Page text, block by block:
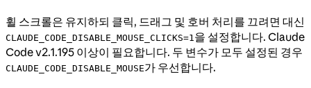
휠 스크롤은 유지하되 클릭, 드래그 및 호버 처리를 끄려면 대신
CLAUDE_CODE_DISABLE_MOUSE_CLICKS=1 을 설정합니다. Claude
Code v2.1.195 이상이 필요합니다. 두 변수가 모두 설정된 경우
CLAUDE_CODE_DISABLE_MOUSE가 우선합니다.